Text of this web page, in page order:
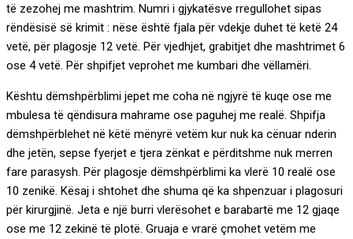
të zezohej me mashtrim. Numri i gjykatësve rregullohet sipas
rëndësisë së krimit : nëse është fjala për vdekje duhet të ketë 24
vetë, për plagosje 12 vetë. Për vjedhjet, grabitjet dhe mashtrimet 6
ose 4 vetë. Për shpifjet veprohet me kumbari dhe vëllamëri.
Kështu dëmshpërblimi jepet me coha në ngjyrë të kuqe ose me
mbulesa të qëndisura mahrame ose paguhej me realë. Shpifja
dëmshpërblehet në këtë mënyrë vetëm kur nuk ka cënuar nderin
dhe jetën, sepse fyerjet e tjera zënkat e përditshme nuk merren
fare parasysh. Për plagosje dëmshpërblimi ka vlerë 10 realë ose
10 zenikë. Kësaj i shtohet dhe shuma që ka shpenzuar i plagosuri
për kirurgjinë. Jeta e një burri vlerësohet e barabartë me 12 gjaqe
ose me 12 zekinë të plotë. Gruaja e vrarë çmohet vetëm me